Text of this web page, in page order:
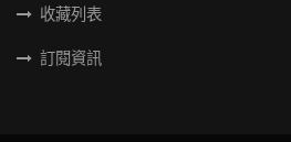
收藏列表
訂閱資訊